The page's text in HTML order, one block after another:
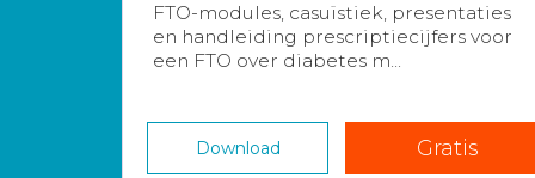
FTO-modules, casuïstiek, presentaties
en handleiding prescriptiecijfers voor
een FTO over diabetes m...
Download Gratis